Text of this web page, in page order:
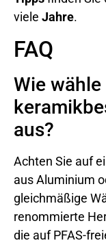
viele Jahre.
FAQ
Wie
aus?
Achten Sie auf
aus Aluminium
gleichmäßige
renommierte
die auf PFAS-